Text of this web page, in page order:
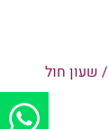
/ שעון חול